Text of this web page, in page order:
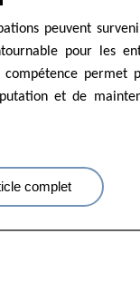
peuvent
pour les
permet
et de
complet